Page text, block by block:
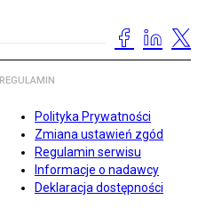
REGULAMIN
Polityka Prywatności
Zmiana ustawień zgód
Regulamin serwisu
Informacje o nadawcy
Deklaracja dostępności